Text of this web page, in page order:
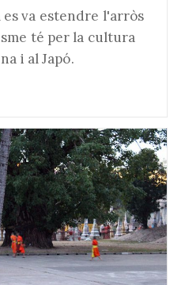
es va estendre l'arròs
té per la cultura
i al Japó.